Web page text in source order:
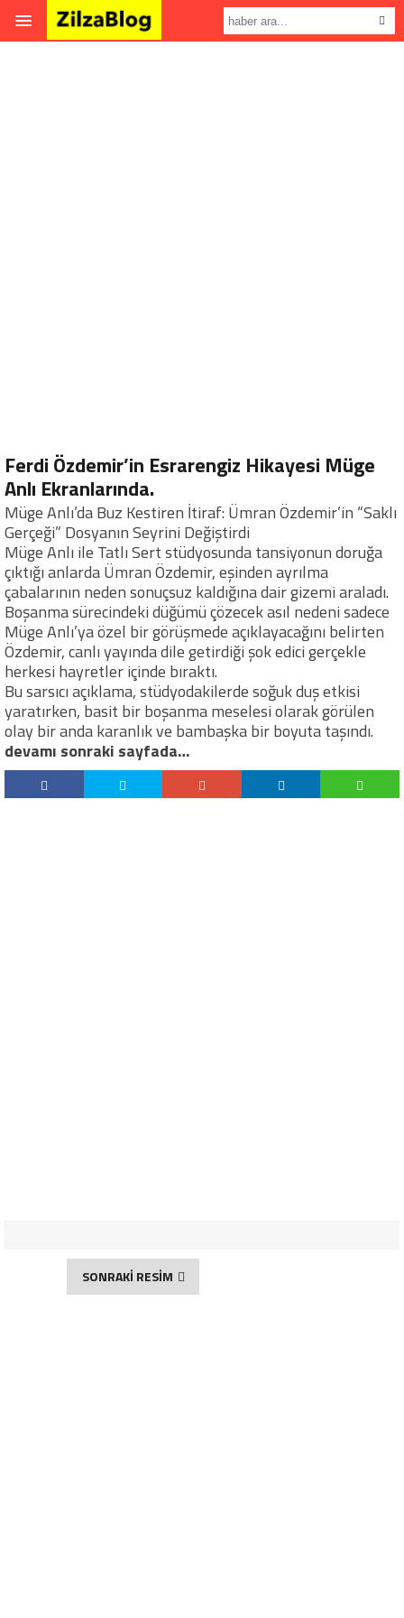
Ferdi Özdemir’in Esrarengiz Hikayesi Müge
Anlı Ekranlarında.
Müge Anlı’da Buz Kestiren İtiraf: Ümran Özdemir’in “Saklı
Gerçeği” Dosyanın Seyrini Değiştirdi
Müge Anlı ile Tatlı Sert stüdyosunda tansiyonun doruğa
çıktığı anlarda Ümran Özdemir, eşinden ayrılma
çabalarının neden sonuçsuz kaldığına dair gizemi araladı.
Boşanma sürecindeki düğümü çözecek asıl nedeni sadece
Müge Anlı’ya özel bir görüşmede açıklayacağını belirten
Özdemir, canlı yayında dile getirdiği şok edici gerçekle
herkesi hayretler içinde bıraktı.
Bu sarsıcı açıklama, stüdyodakilerde soğuk duş etkisi
yaratırken, basit bir boşanma meselesi olarak görülen
olay bir anda karanlık ve bambaşka bir boyuta taşındı.
devamı sonraki sayfada…
SONRAKİ RESİM